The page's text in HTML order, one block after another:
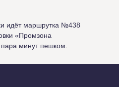
идёт маршрутка №438
«Промзона
минут пешком.